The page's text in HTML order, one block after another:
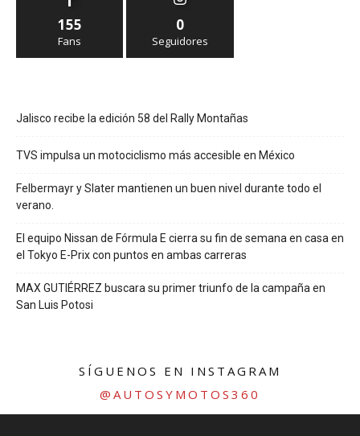
155
Fans
0
Seguidores
Jalisco recibe la edición 58 del Rally Montañas
TVS impulsa un motociclismo más accesible en México
Felbermayr y Slater mantienen un buen nivel durante todo el
verano.
El equipo Nissan de Fórmula E cierra su fin de semana en casa en
el Tokyo E-Prix con puntos en ambas carreras
MAX GUTIÉRREZ buscara su primer triunfo de la campaña en
San Luis Potosi
SÍGUENOS EN INSTAGRAM
@AUTOSYMOTOS360